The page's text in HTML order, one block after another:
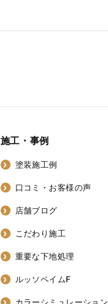
施工・事例
塗装施工例
口コミ・お客様の声
店舗ブログ
こだわり施工
重要な下地処理
ルッソペイムF